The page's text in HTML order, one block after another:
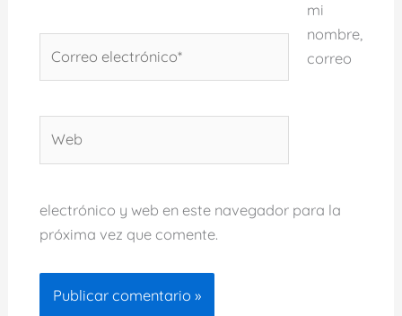
electrónico*
mi
nombre,
correo
electrónico y web en este navegador para la
próxima vez que comente.